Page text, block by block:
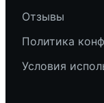
Отзывы
Политика
Условия